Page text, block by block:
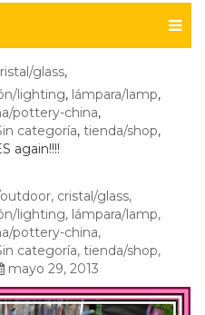
glass,
lighting, lámpara/lamp,
pottery-china,
categoría, tienda/shop,
again!!!!
, cristal/glass,
lighting, lámpara/lamp,
pottery-china,
categoría, tienda/shop,
mayo 29, 2013